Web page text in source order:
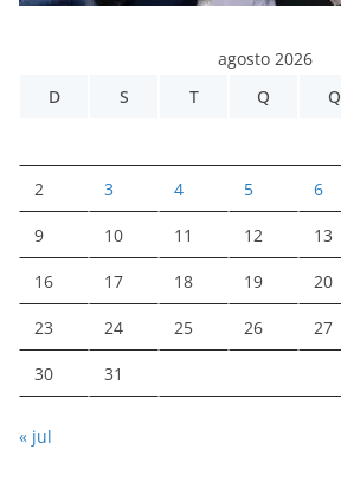
agosto 2026
D
S T Q Q
2 3 4 5 6
9 10 11 12 13
16 17 18 19 20
23 24 25 26 27
30 31
« jul